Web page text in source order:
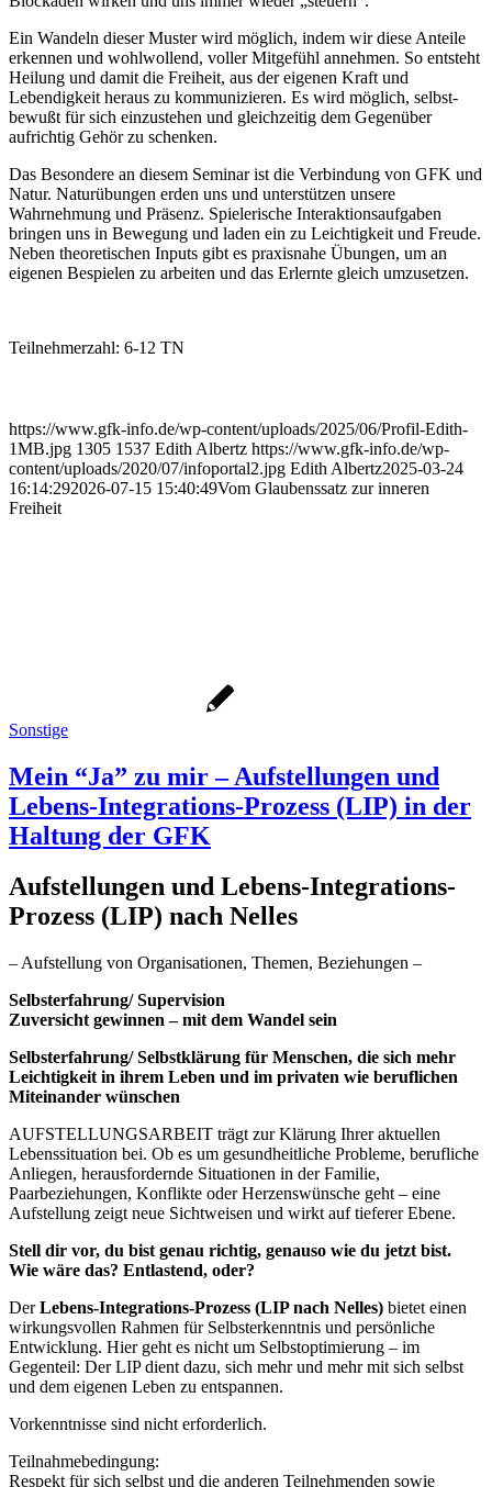
Ein Wandeln dieser Muster wird möglich, indem wir diese Anteile
erkennen und wohlwollend, voller Mitgefühl annehmen. So entsteht
Heilung und damit die Freiheit, aus der eigenen Kraft und
Lebendigkeit heraus zu kommunizieren. Es wird möglich, selbst-
bewußt für sich einzustehen und gleichzeitig dem Gegenüber
aufrichtig Gehör zu schenken.
Das Besondere an diesem Seminar ist die Verbindung von GFK und
Natur. Naturübungen erden uns und unterstützen unsere
Wahrnehmung und Präsenz. Spielerische Interaktionsaufgaben
bringen uns in Bewegung und laden ein zu Leichtigkeit und Freude.
Neben theoretischen Inputs gibt es praxisnahe Übungen, um an
eigenen Bespielen zu arbeiten und das Erlernte gleich umzusetzen.
Teilnehmerzahl: 6-12 TN
https://www.gfk-info.de/wp-content/uploads/2025/06/Profil-Edith-
1MB.jpg 1305 1537 Edith Albertz https://www.gfk-info.de/wp-
content/uploads/2020/07/infoportal2.jpg Edith Albertz2025-03-24
16:14:292026-07-15 15:40:49Vom Glaubenssatz zur inneren
Freiheit
Sonstige
Mein “Ja” zu mir – Aufstellungen und
Lebens-Integrations-Prozess (LIP) in der
Haltung der GFK
Aufstellungen und Lebens-Integrations-
Prozess (LIP) nach Nelles
– Aufstellung von Organisationen, Themen, Beziehungen –
Selbsterfahrung/ Supervision
Zuversicht gewinnen – mit dem Wandel sein
Selbsterfahrung/ Selbstklärung für Menschen, die sich mehr
Leichtigkeit in ihrem Leben und im privaten wie beruflichen
Miteinander wünschen
AUFSTELLUNGSARBEIT trägt zur Klärung Ihrer aktuellen
Lebenssituation bei. Ob es um gesundheitliche Probleme, berufliche
Anliegen, herausfordernde Situationen in der Familie,
Paarbeziehungen, Konflikte oder Herzenswünsche geht – eine
Aufstellung zeigt neue Sichtweisen und wirkt auf tieferer Ebene.
Stell dir vor, du bist genau richtig, genauso wie du jetzt bist.
Wie wäre das? Entlastend, oder?
DerLebens-Integrations-Prozess (LIP nach Nelles) bietet einen
wirkungsvollen Rahmen für Selbsterkenntnis und persönliche
Entwicklung. Hier geht es nicht um Selbstoptimierung – im
Gegenteil: Der LIP dient dazu, sich mehr und mehr mit sich selbst
und dem eigenen Leben zu entspannen.
Vorkenntnisse sind nicht erforderlich.
Teilnahmebedingung:
Respekt für sich selbst und die anderen Teilnehmenden sowie